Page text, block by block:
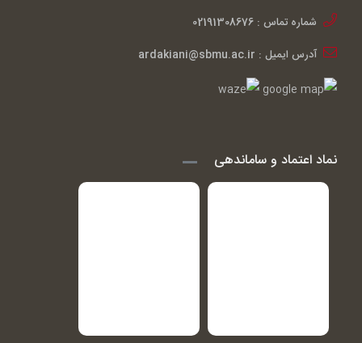
شماره تماس : 02191308676
آدرس ایمیل : ardakiani@sbmu.ac.ir
نماد اعتماد و ساماندهی